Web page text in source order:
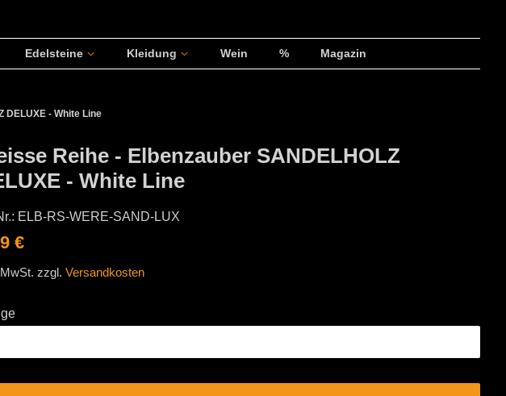
Edelsteine Kleidung Wein % Magazin
DELUXE - White Line
Reihe - Elbenzauber SANDELHOLZ
- White Line
ELB-RS-WERE-SAND-LUX
€
zzgl. Versandkosten